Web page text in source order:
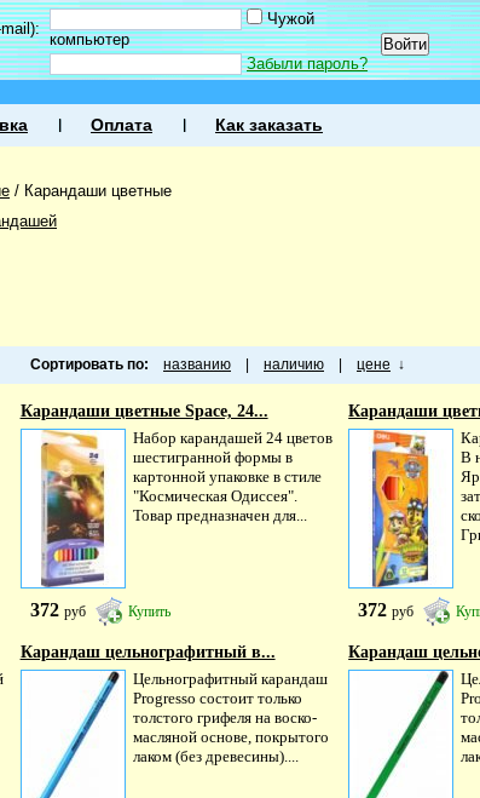
Чужой
компьютер
Забыли пароль?
Оплата Как заказать
/ Карандаши цветные
Сортировать по: названию наличию цене ↓
Карандаши цветные Space, 24...
Набор карандашей 24 цветов
шестигранной формы в
картонной упаковке в стиле
"Космическая Одиссея".
Товар предназначен для...
372 руб Купить
Карандаши
В
372руб
Карандаш цельнографитный в...
Цельнографитный карандаш
Progresso состоит только
толстого грифеля на воско-
масляной основе, покрытого
лаком (без древесины)....
Карандаш